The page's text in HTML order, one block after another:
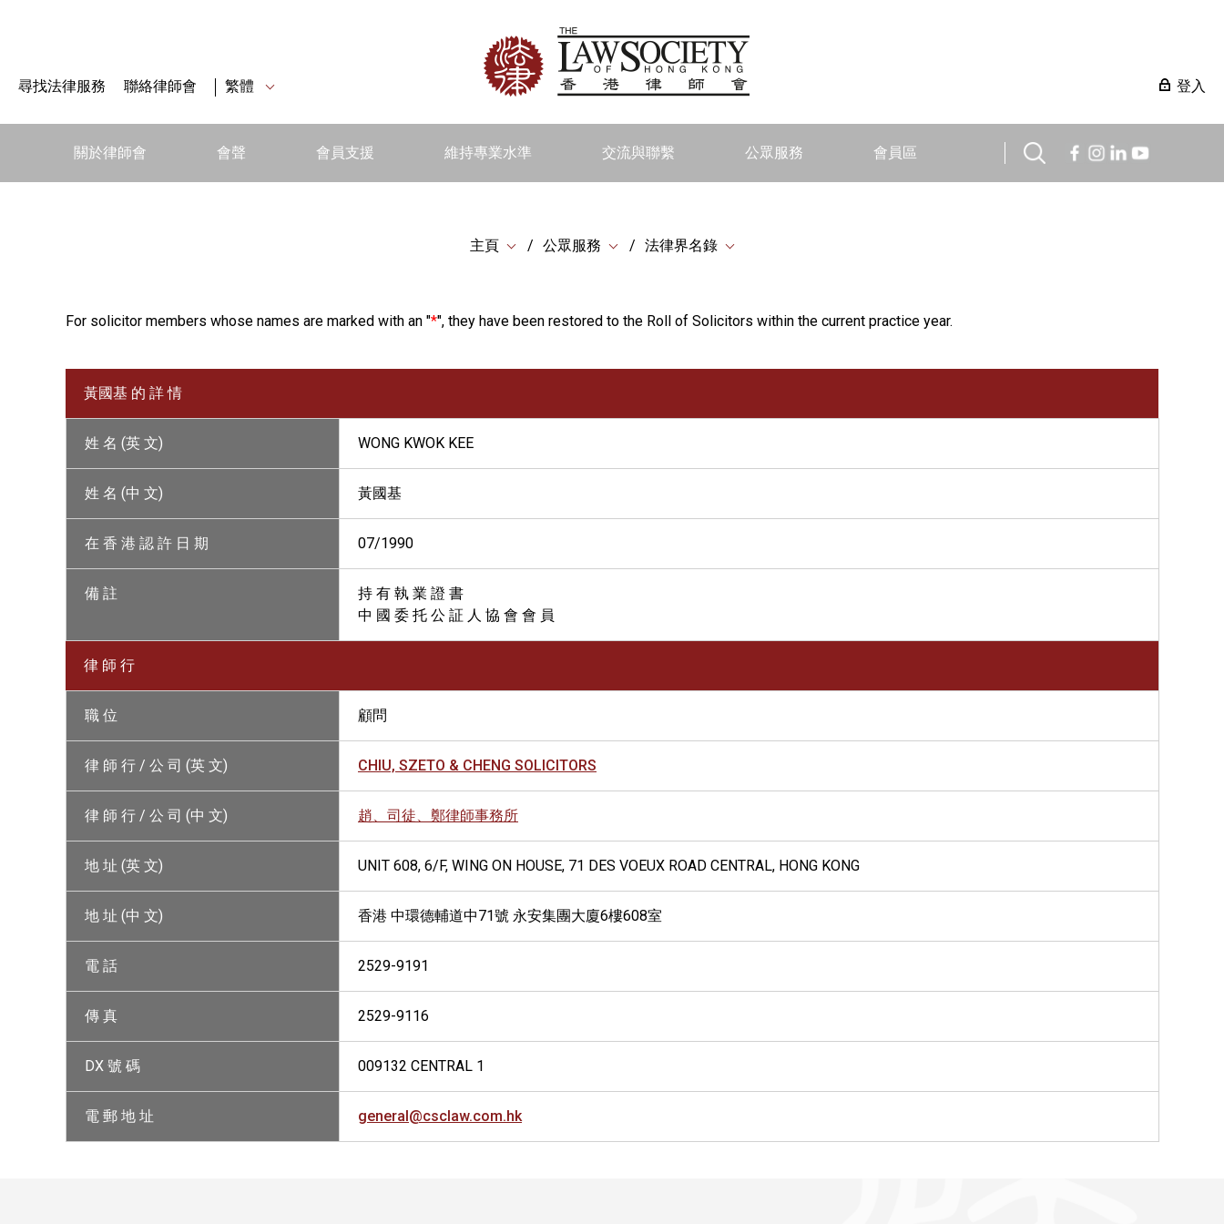
尋找法律服務 聯絡律師會 繁體 登入
關於律師會 會聲 會員支援 維持專業水準 交流與聯繫 公眾服務 會員區
主頁 公眾服務 法律界名錄
For solicitor members whose names are marked with an "*", they have been restored to the Roll of Solicitors within the current practice year.
黃國基 的 詳 情
姓 名 (英 文) WONG KWOK KEE
姓 名 (中 文) 黃國基
在 香 港 認 許 日 期 07/1990
備 註
持 有 執 業 證 書
中 國 委 托 公 証 人 協 會 會 員
律 師 行
職 位 顧問
律 師 行 / 公 司 (英 文) CHIU, SZETO & CHENG SOLICITORS
律 師 行 / 公 司 (中 文) 趙、司徒、鄭律師事務所
地 址 (英 文) UNIT 608, 6/F, WING ON HOUSE, 71 DES VOEUX ROAD CENTRAL, HONG KONG
地 址 (中 文) 香港 中環德輔道中71號 永安集團大廈6樓608室
電 話 2529-9191
傳 真 2529-9116
DX 號 碼 009132 CENTRAL 1
電 郵 地 址 general@csclaw.com.hk